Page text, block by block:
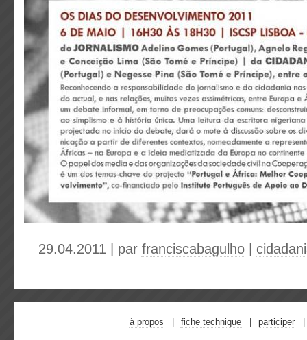
29.04.2011 | par franciscabagulho
à propos fiche technique participer